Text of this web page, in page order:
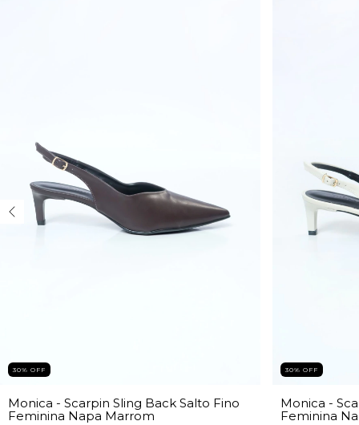
30% OFF
Monica - Scarpin Sling Back Salto Fino
Feminina Napa Marrom
30% OFF
Monica -
Feminina